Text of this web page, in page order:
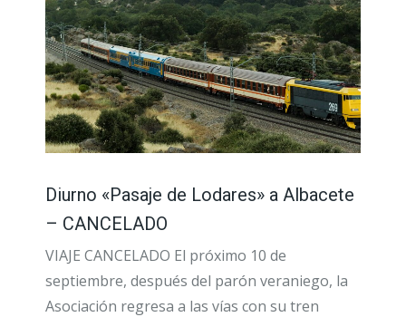
Diurno «Pasaje de Lodares» a Albacete
– CANCELADO
VIAJE CANCELADO El próximo 10 de
septiembre, después del parón veraniego, la
Asociación regresa a las vías con su tren